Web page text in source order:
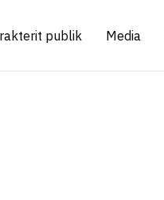
publik Media